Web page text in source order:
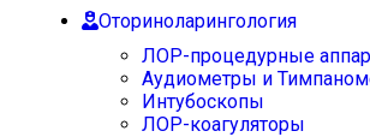
Оториноларингология
ЛОР-процедурные
Аудиометры и
Интубоскопы
ЛОР-коагуляторы